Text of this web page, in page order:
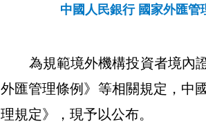
中國人民銀行 國家外匯管
為規範境外機構投資者境內
外匯管理條例》等相關規定，中
理規定》，現予以公布。